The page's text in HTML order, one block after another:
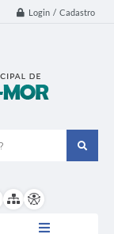
Login / Cadastro